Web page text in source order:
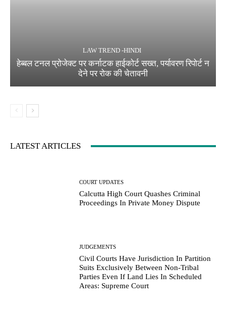
LAW TREND -HINDI
हेब्बल टनल प्रोजेक्ट पर कर्नाटक हाईकोर्ट सख्त, पर्यावरण रिपोर्ट न
देने पर रोक की चेतावनी
LATEST ARTICLES
COURT UPDATES
Calcutta High Court Quashes Criminal
Proceedings In Private Money Dispute
JUDGEMENTS
Civil Courts Have Jurisdiction In Partition
Suits Exclusively Between Non-Tribal
Parties Even If Land Lies In Scheduled
Areas: Supreme Court